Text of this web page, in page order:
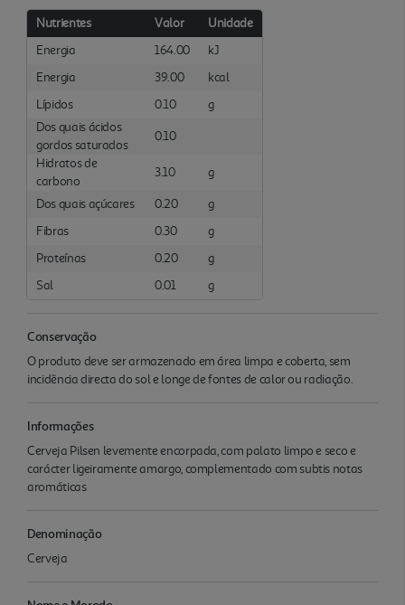
Nutrientes Valor
Unidade
Energia
164.00
kJ
Energia
39.00
kcal
Lípidos
0.10
g
Dos quais ácidos
gordos saturados
0.10
Hidratos de
carbono
3.10 g
Dos quais açúcares 0.20
g
Fibras
0.30
g
Proteínas
0.20
g
Sal
0.01 g
Conservação
O produto deve ser armazenado em área limpa e coberta, sem
incidência directa do sol e longe de fontes de calor ou radiação.
Informações
Cerveja Pilsen levemente encorpada, com palato limpo e seco e
carácter ligeiramente amargo, complementado com subtis notas
aromáticas
Denominação
Cerveja